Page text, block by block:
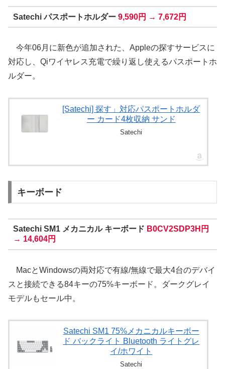
Satechi パスポートホルダー 9,590円 → 7,672円
今年06月に新色が追加された、Appleの探すサービスに
対応し、Qiワイヤレス充電で繰り返し使えるパスポートホ
ルダー。
[Satechi] 探す」対応パスポートホルダ
ー カード4枚収納 サンド
Satechi
キーボード
Satechi SM1 メカニカル キーボード B0CV2SDP3H円
→ 14,604円
MacとWindowsの両対応で有線/無線で最大4台のデバイ
スと接続できる84キーの75%キーボード。ダークグレイ
モデルもセール中。
Satechi SM1 75%メカニカルキーボー
ド バックライト Bluetooth ライトグレ
イ/ホワイト
Satechi